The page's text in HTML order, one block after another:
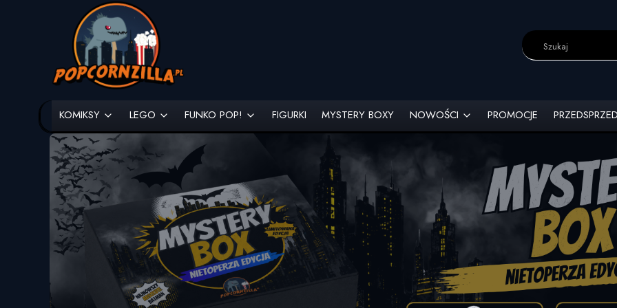
KOMIKSY LEGO FUNKO POP! FIGURKI MYSTERY BOXY NOWOŚCI PROMOCJE